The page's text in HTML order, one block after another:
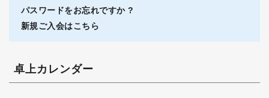
パスワードをお忘れですか ?
新規ご入会はこちら
卓上カレンダー